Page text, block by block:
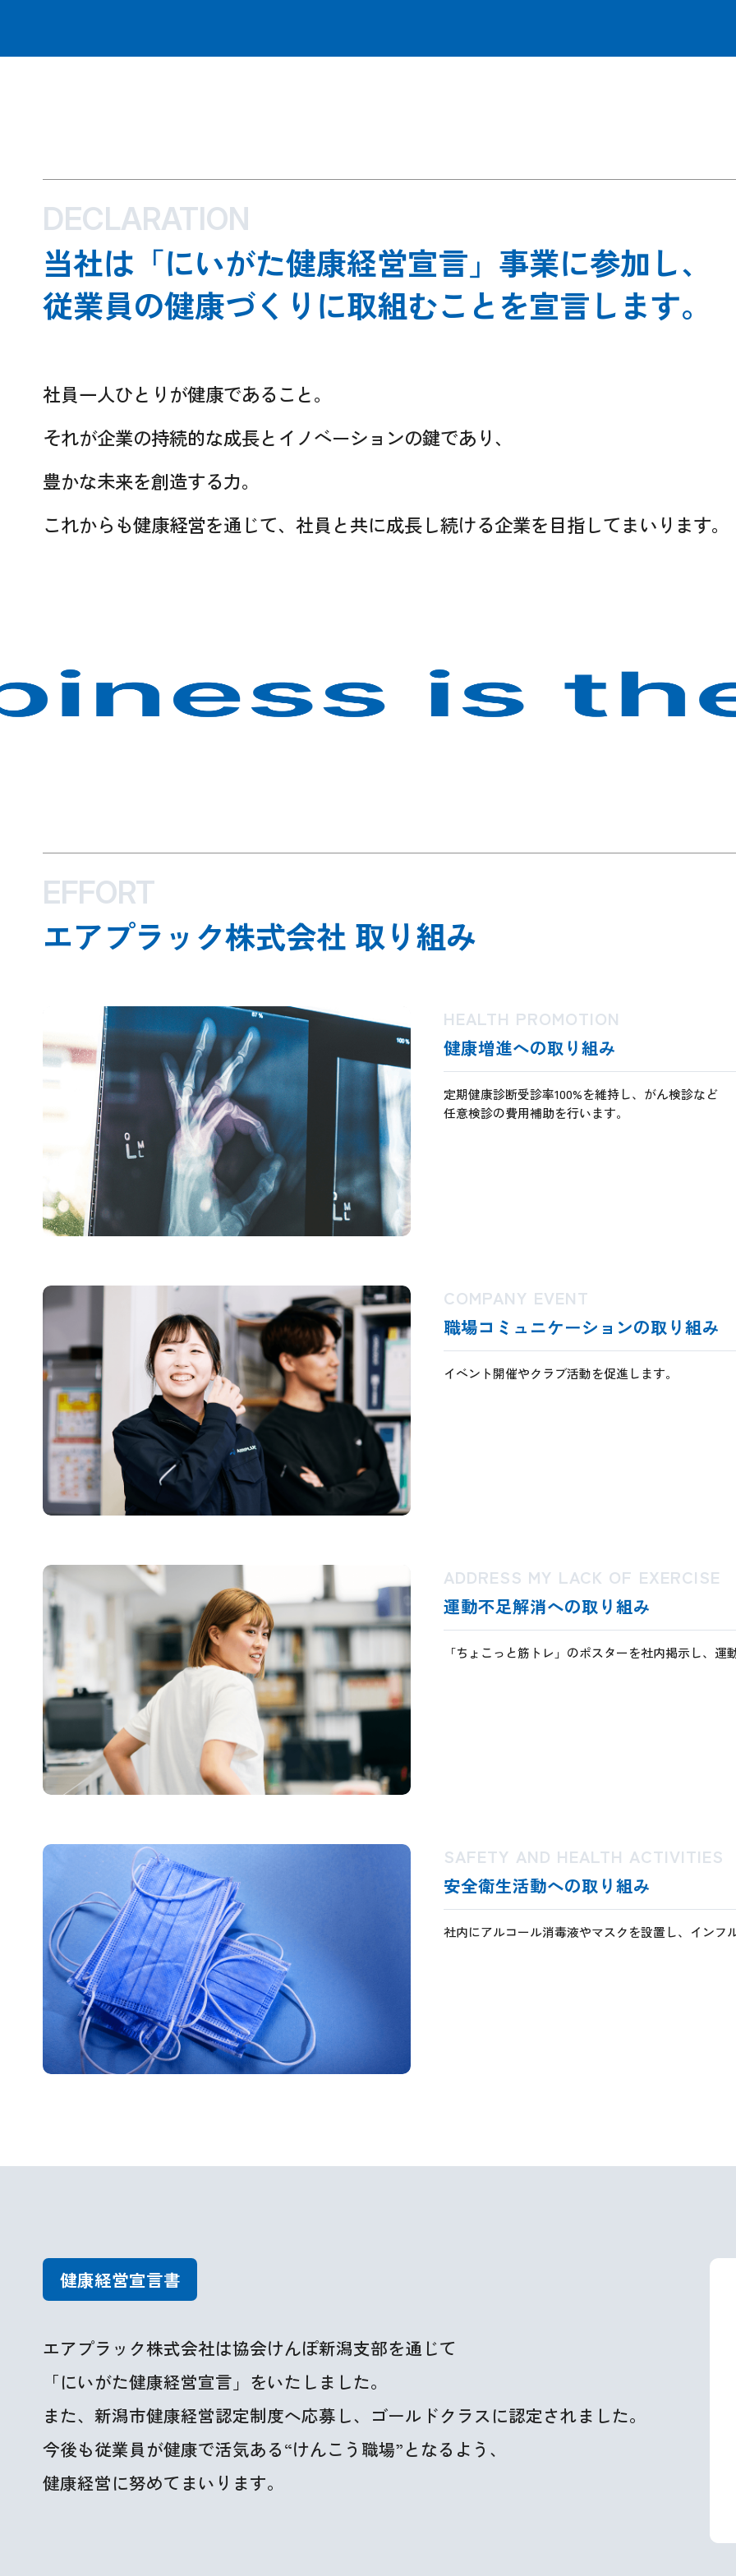
DECLARATION
当社は「にいがた健康経営宣言」事業に参加し、
従業員の健康づくりに取組むことを宣言します。
社員一人ひとりが健康であること。
それが企業の持続的な成長とイノベーションの鍵であり、
豊かな未来を創造する力。
これからも健康経営を通じて、社員と共に成長し続ける企業を目指してまいります。
EFFORT
エアプラック株式会社 取り組み
HEALTH PROMOTION
健康増進への取り組み
定期健康診断受診率100%を維持し、がん検診など
任意検診の費用補助を行います。
COMPANY EVENT
職場コミュニケーションの取り組み
イベント開催やクラブ活動を促進します。
ADDRESS MY LACK OF EXERCISE
運動不足解消への取り組み
「ちょこっと筋トレ」のポスターを社内掲示し、運
SAFETY AND HEALTH ACTIVITIES
安全衛生活動への取り組み
社内にアルコール消毒液やマスクを設置し、インフ
健康経営宣言書
エアプラック株式会社は協会けんぽ新潟支部を通じて
「にいがた健康経営宣言」をいたしました。
また、新潟市健康経営認定制度へ応募し、ゴールドクラスに認定されました。
今後も従業員が健康で活気ある“けんこう職場”となるよう、
健康経営に努めてまいります。